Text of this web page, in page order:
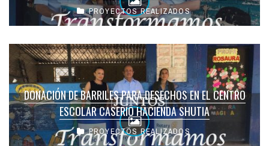
PROYECTOS REALIZADOS
DONACIÓN DE BARRILES PARA DESECHOS EN EL CENTRO
ESCOLAR CASERÍO HACIENDA SHUTIA
PROYECTOS REALIZADOS